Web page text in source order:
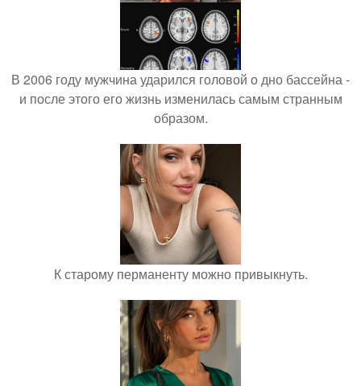
В 2006 году мужчина ударился головой о дно бассейна -
и после этого его жизнь изменилась самым странным
образом.
К старому перманенту можно привыкнуть.